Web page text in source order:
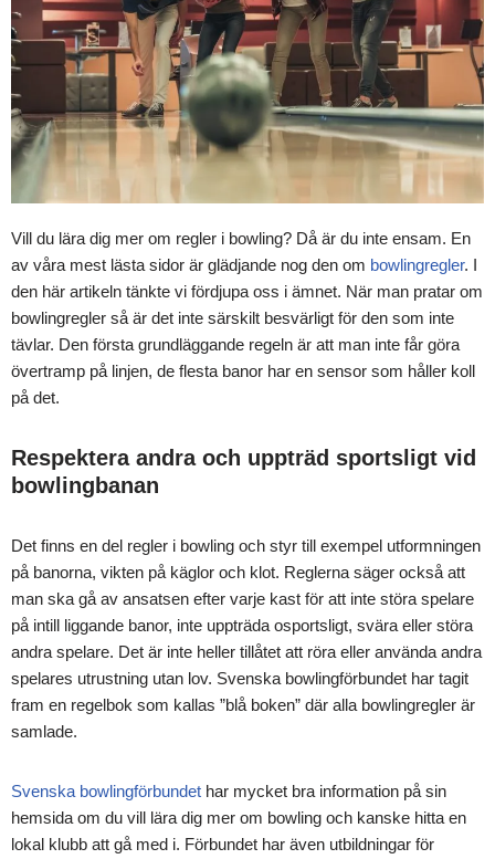
Vill du lära dig mer om regler i bowling? Då är du inte ensam. En
av våra mest lästa sidor är glädjande nog den om bowlingregler. I
den här artikeln tänkte vi fördjupa oss i ämnet. När man pratar om
bowlingregler så är det inte särskilt besvärligt för den som inte
tävlar. Den första grundläggande regeln är att man inte får göra
övertramp på linjen, de flesta banor har en sensor som håller koll
på det.
Respektera andra och uppträd sportsligt vid
bowlingbanan
Det finns en del regler i bowling och styr till exempel utformningen
på banorna, vikten på käglor och klot. Reglerna säger också att
man ska gå av ansatsen efter varje kast för att inte störa spelare
på intill liggande banor, inte uppträda osportsligt, svära eller störa
andra spelare. Det är inte heller tillåtet att röra eller använda andra
spelares utrustning utan lov. Svenska bowlingförbundet har tagit
fram en regelbok som kallas ”blå boken” där alla bowlingregler är
samlade.
Svenska bowlingförbundet har mycket bra information på sin
hemsida om du vill lära dig mer om bowling och kanske hitta en
lokal klubb att gå med i. Förbundet har även utbildningar för